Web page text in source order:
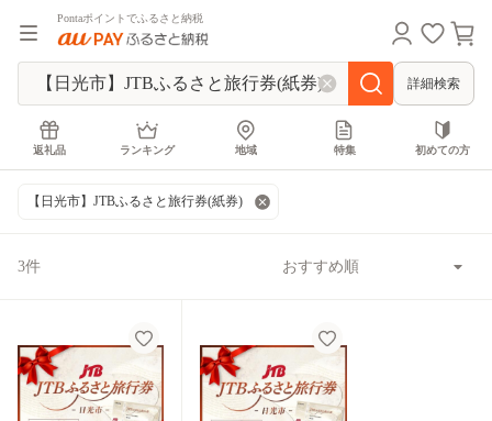
Pontaポイントでふるさと納税
詳細検索
返礼品 ランキング 地域 特集 初めての方
【日光市】JTBふるさと旅行券(紙券)
3件